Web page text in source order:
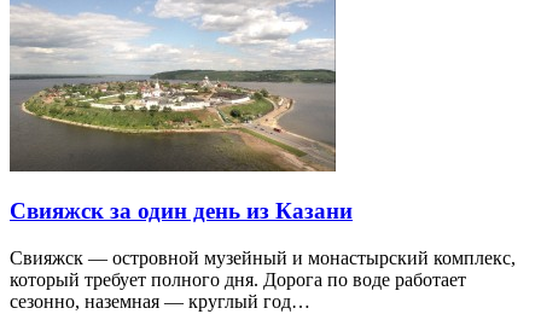
Свияжск за один день из Казани
Свияжск — островной музейный и монастырский комплекс,
который требует полного дня. Дорога по воде работает
сезонно, наземная — круглый год…